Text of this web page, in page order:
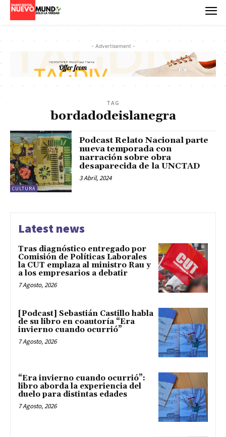
- Advertisement -
TAG
bordadodeislanegra
CULTURA
Podcast Relato Nacional parte
nueva temporada con
narración sobre obra
desaparecida de la UNCTAD
3 Abril, 2024
Latest news
Tras diagnóstico entregado por
Comisión de Políticas Laborales
la CUT emplaza al ministro Rau y
a los empresarios a debatir
7 Agosto, 2026
[Podcast] Sebastián Castillo habla
de su libro en coautoría “Era
invierno cuando ocurrió”
7 Agosto, 2026
“Era invierno cuando ocurrió”:
libro aborda la experiencia del
duelo para distintas edades
7 Agosto, 2026